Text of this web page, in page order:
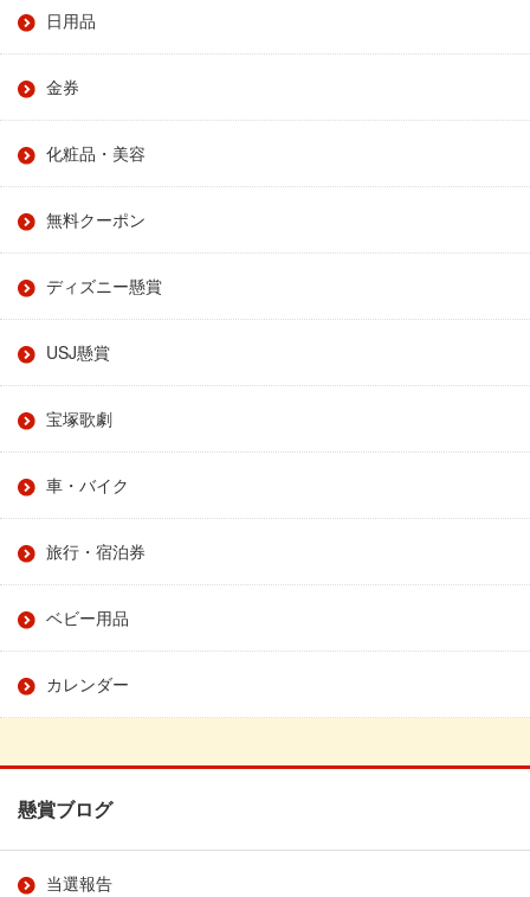
日用品
金券
化粧品・美容
無料クーポン
ディズニー懸賞
USJ懸賞
宝塚歌劇
車・バイク
旅行・宿泊券
ベビー用品
カレンダー
懸賞ブログ
当選報告